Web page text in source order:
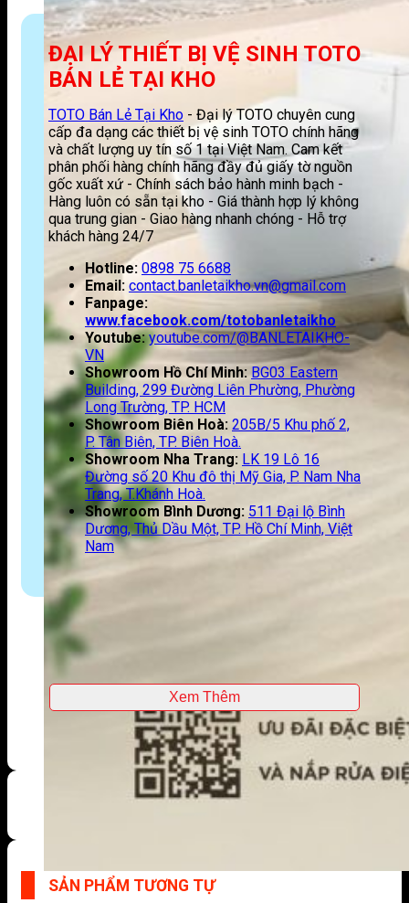
ĐẠI LÝ THIẾT BỊ VỆ SINH TOTO
BÁN LẺ TẠI KHO
TOTO Bán Lẻ Tại Kho - Đại lý TOTO chuyên cung
cấp đa dạng các thiết bị vệ sinh TOTO chính hãng
và chất lượng uy tín số 1 tại Việt Nam. Cam kết
phân phối hàng chính hãng đầy đủ giấy tờ nguồn
gốc xuất xứ - Chính sách bảo hành minh bạch -
Hàng luôn có sẵn tại kho - Giá thành hợp lý không
qua trung gian - Giao hàng nhanh chóng - Hỗ trợ
khách hàng 24/7
Hotline: 0898 75 6688
Email: contact.banletaikho.vn@gmail.com
Fanpage:
www.facebook.com/totobanletaikho
Youtube: youtube.com/@BANLETAIKHO-
VN
Showroom Hồ Chí Minh: BG03 Eastern
Building, 299 Đường Liên Phường, Phường
Long Trường, TP. HCM
Showroom Biên Hoà: 205B/5 Khu phố 2,
P. Tân Biên, TP. Biên Hoà.
Showroom Nha Trang: LK 19 Lô 16
Đường số 20 Khu đô thị Mỹ Gia, P. Nam Nha
Trang, T.Khánh Hoà.
Showroom Bình Dương: 511 Đại lộ Bình
Dương, Thủ Dầu Một, TP. Hồ Chí Minh, Việt
Nam
Xem Thêm
SẢN PHẨM TƯƠNG TỰ